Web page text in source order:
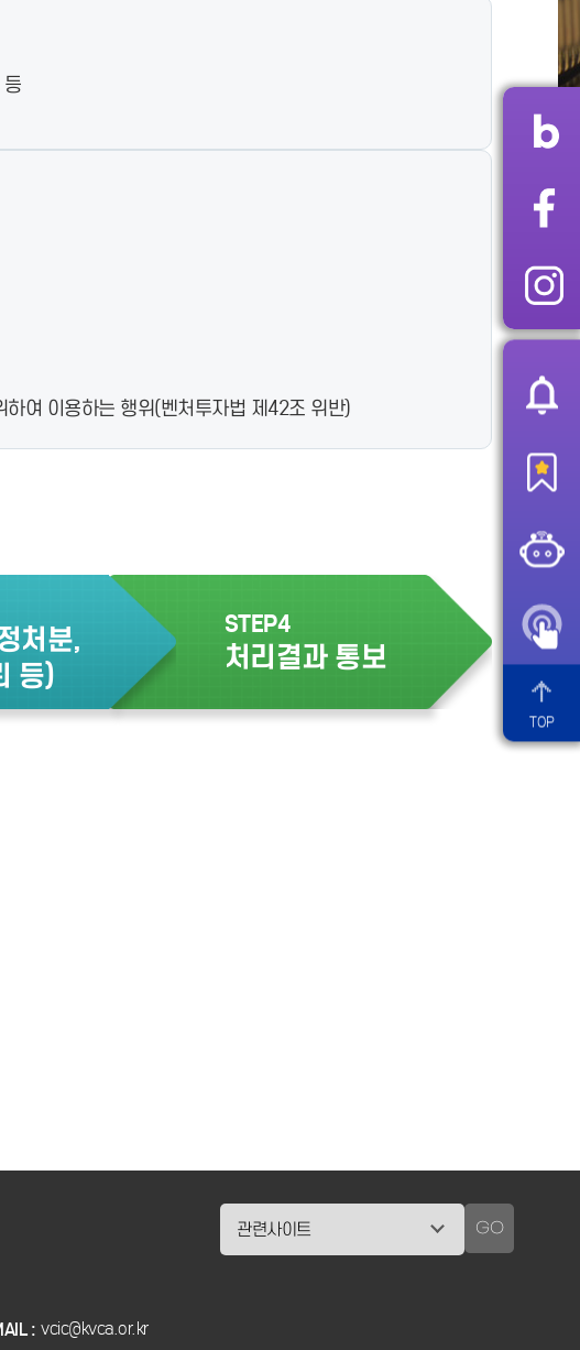
TOP
여 이용하는 행위(벤처투자법 제42조 위반)
처분,
등)
STEP4
처리결과 통보
GO
: vcic@kvca.or.kr